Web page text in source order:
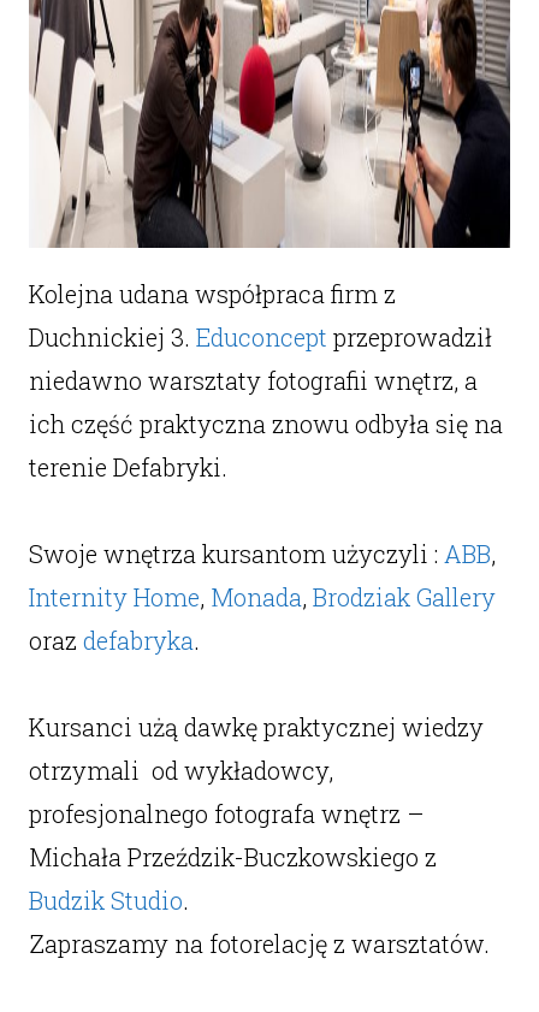
Kolejna udana współpraca firm z
Duchnickiej 3. Educoncept przeprowadził
niedawno warsztaty fotografii wnętrz, a
ich część praktyczna znowu odbyła się na
terenie Defabryki.
Swoje wnętrza kursantom użyczyli : ABB,
Internity Home, Monada, Brodziak Gallery
oraz defabryka.
Kursanci użą dawkę praktycznej wiedzy
otrzymali od wykładowcy,
profesjonalnego fotografa wnętrz –
Michała Przeździk-Buczkowskiego z
Budzik Studio.
Zapraszamy na fotorelację z warsztatów.